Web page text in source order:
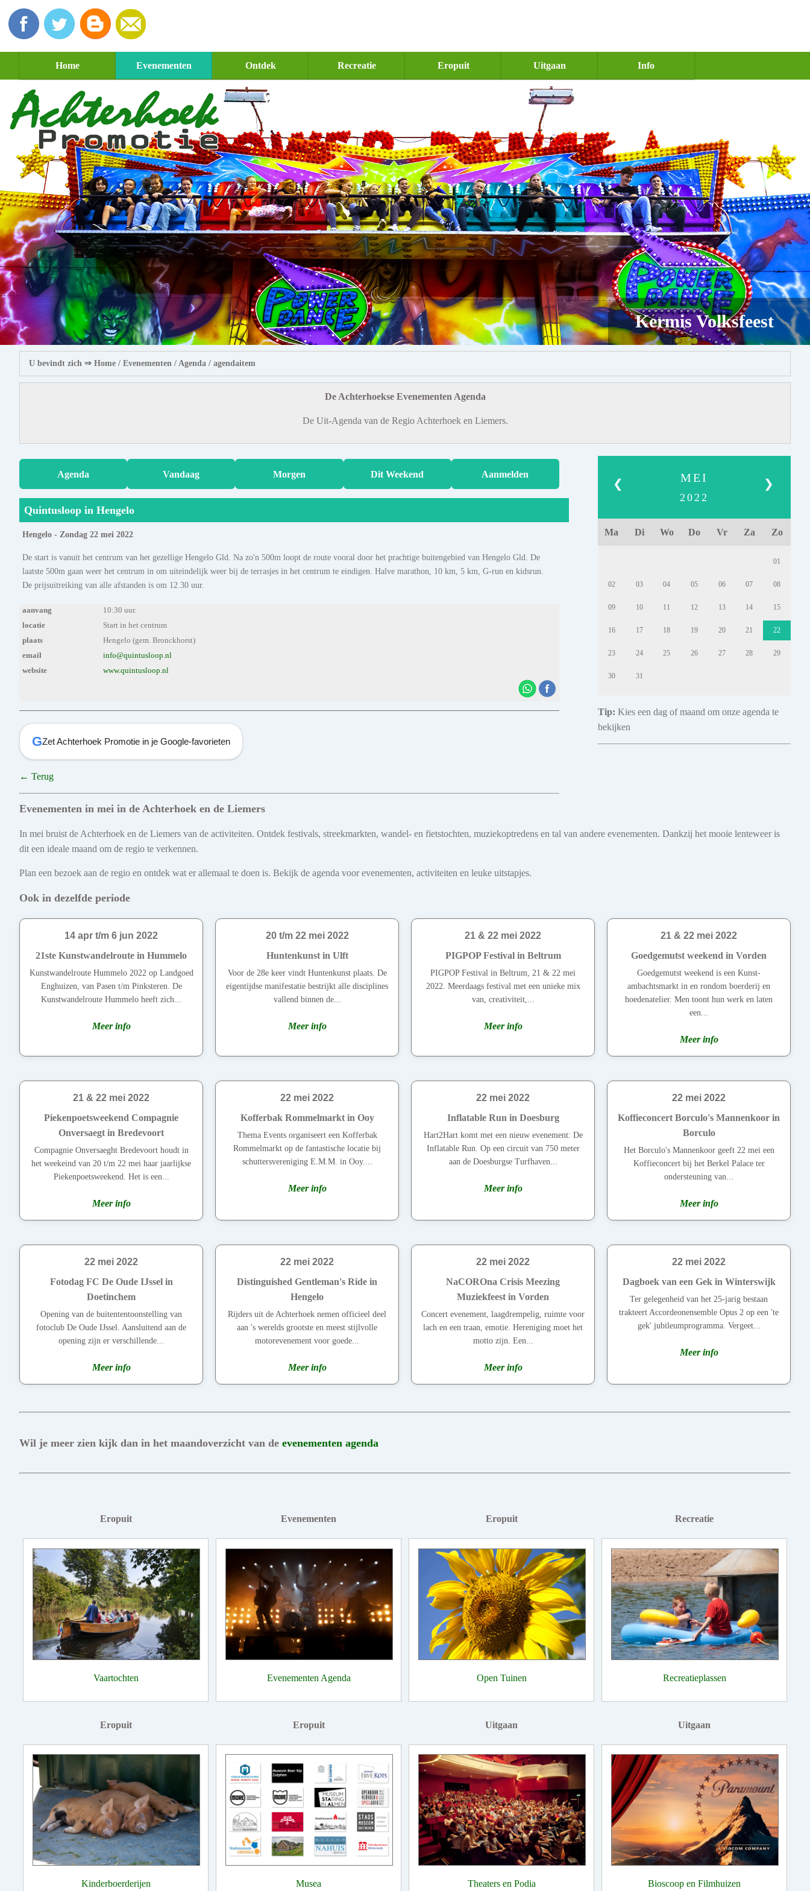
Home Evenementen Ontdek Recreatie Eropuit Uitgaan Info
Kermis Volksfeest
U bevindt zich ⇒ Home / Evenementen / Agenda / agendaitem
De Achterhoekse Evenementen Agenda
De Uit-Agenda van de Regio Achterhoek en Liemers.
Agenda Vandaag Morgen Dit Weekend Aanmelden
Quintusloop in Hengelo
Hengelo - Zondag 22 mei 2022
De start is vanuit het centrum van het gezellige Hengelo Gld. Na zo'n 500m loopt de route vooral door het prachtige buitengebied van Hengelo Gld. De
laatste 500m gaan weer het centrum in om uiteindelijk weer bij de terrasjes in het centrum te eindigen. Halve marathon, 10 km, 5 km, G-run en kidsrun.
De prijsuitreiking van alle afstanden is om 12.30 uur.
aanvang
10:30 uur.
locatie
Start in het centrum
plaats
Hengelo (gem. Bronckhorst)
email
info@quintusloop.nl
website
www.quintusloop.nl
GZet Achterhoek Promotie in je Google-favorieten
← Terug
❮ ❯
MEI
2022
Ma Di Wo Do Vr Za Zo
01
02 03 04 05 06 07 08
09 10 11 12 13 14 15
16 17 18 19 20 21 22
23 24 25 26 27 28 29
30 31
Tip: Kies een dag of maand om onze agenda te
bekijken
Evenementen in mei in de Achterhoek en de Liemers
In mei bruist de Achterhoek en de Liemers van de activiteiten. Ontdek festivals, streekmarkten, wandel- en fietstochten, muziekoptredens en tal van andere evenementen. Dankzij het mooie lenteweer is
dit een ideale maand om de regio te verkennen.
Plan een bezoek aan de regio en ontdek wat er allemaal te doen is. Bekijk de agenda voor evenementen, activiteiten en leuke uitstapjes.
Ook in dezelfde periode
14 apr t/m 6 jun 2022
21ste Kunstwandelroute in Hummelo
Kunstwandelroute Hummelo 2022 op Landgoed
Enghuizen, van Pasen t/m Pinksteren. De
Kunstwandelroute Hummelo heeft zich...
Meer info
20 t/m 22 mei 2022
Huntenkunst in Ulft
Voor de 28e keer vindt Huntenkunst plaats. De
eigentijdse manifestatie bestrijkt alle disciplines
vallend binnen de...
Meer info
21 & 22 mei 2022
PIGPOP Festival in Beltrum
PIGPOP Festival in Beltrum, 21 & 22 mei
2022. Meerdaags festival met een unieke mix
van, creativiteit,...
Meer info
21 & 22 mei 2022
Goedgemutst weekend in Vorden
Goedgemutst weekend is een Kunst-
ambachtsmarkt in en rondom boerderij en
hoedenatelier. Men toont hun werk en laten
een...
Meer info
21 & 22 mei 2022
Piekenpoetsweekend Compagnie
Onversaegt in Bredevoort
Compagnie Onversaeght Bredevoort houdt in
het weekeind van 20 t/m 22 mei haar jaarlijkse
Piekenpoetsweekend. Het is een...
Meer info
22 mei 2022
Kofferbak Rommelmarkt in Ooy
Thema Events organiseert een Kofferbak
Rommelmarkt op de fantastische locatie bij
schuttersvereniging E.M.M. in Ooy....
Meer info
22 mei 2022
Inflatable Run in Doesburg
Hart2Hart komt met een nieuw evenement: De
Inflatable Run. Op een circuit van 750 meter
aan de Doesburgse Turfhaven...
Meer info
22 mei 2022
Koffieconcert Borculo's Mannenkoor in
Borculo
Het Borculo's Mannenkoor geeft 22 mei een
Koffieconcert bij het Berkel Palace ter
ondersteuning van...
Meer info
22 mei 2022
Fotodag FC De Oude IJssel in
Doetinchem
Opening van de buitententoonstelling van
fotoclub De Oude IJssel. Aansluitend aan de
opening zijn er verschillende...
Meer info
22 mei 2022
Distinguished Gentleman's Ride in
Hengelo
Rijders uit de Achterhoek nemen officieel deel
aan 's werelds grootste en meest stijlvolle
motorevenement voor goede...
Meer info
22 mei 2022
NaCOROna Crisis Meezing
Muziekfeest in Vorden
Concert evenement, laagdrempelig, ruimte voor
lach en een traan, emotie. Hereniging moet het
motto zijn. Een...
Meer info
22 mei 2022
Dagboek van een Gek in Winterswijk
Ter gelegenheid van het 25-jarig bestaan
trakteert Accordeonensemble Opus 2 op een 'te
gek' jubileumprogramma. Vergeet...
Meer info
Wil je meer zien kijk dan in het maandoverzicht van de evenementen agenda
Eropuit
Vaartochten
Evenementen
Evenementen Agenda
Eropuit
Open Tuinen
Recreatie
Recreatieplassen
Eropuit
Kinderboerderijen
Eropuit
Musea
Uitgaan
Theaters en Podia
Uitgaan
Bioscoop en Filmhuizen